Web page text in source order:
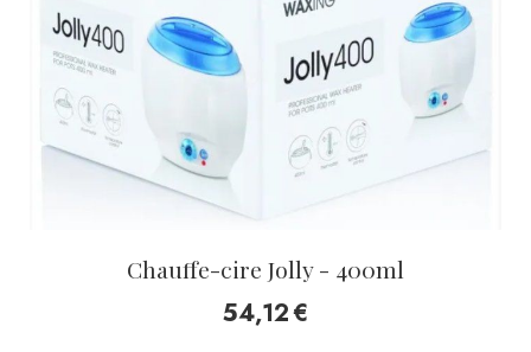
Chauffe-cire Jolly - 400ml
54,12€